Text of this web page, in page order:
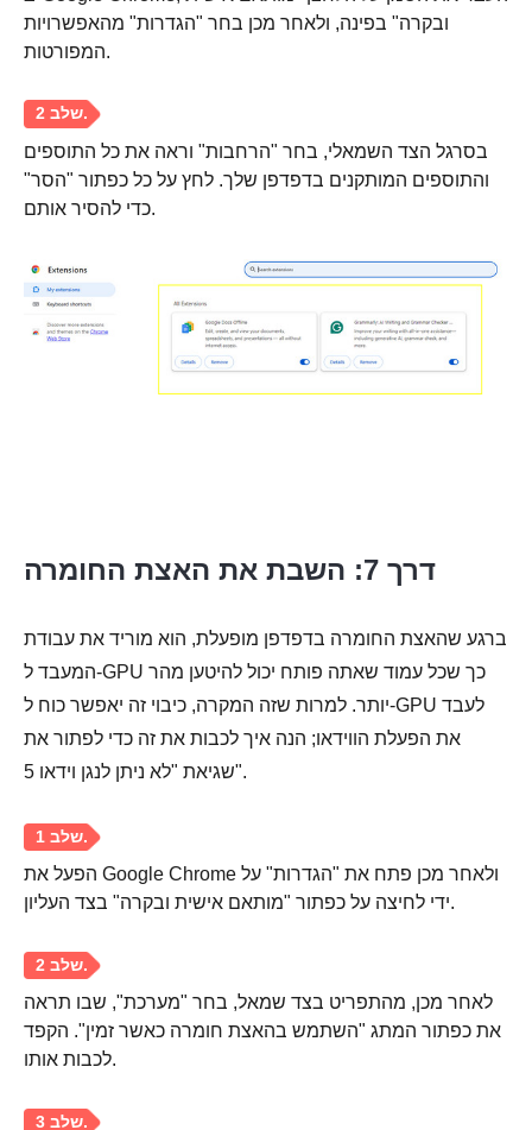
שלב 1.
ובקרה" בפינה, ולאחר מכן בחר "הגדרות" מהאפשרויות
המפורטות.
בסרגל הצד השמאלי, בחר "הרחבות" וראה את כל התוספים
והתוספים המותקנים בדפדפן שלך. לחץ על כל כפתור "הסר"
כדי להסיר אותם.
דרך 7: השבת את האצת החומרה
ברגע שהאצת החומרה בדפדפן מופעלת, הוא מוריד את עבודת
המעבד ל-GPU כך שכל עמוד שאתה פותח יכול להיטען מהר
יותר. למרות שזה המקרה, כיבוי זה יאפשר כוח ל-GPU לעבד
את הפעלת הווידאו; הנה איך לכבות את זה כדי לפתור את
שגיאת "לא ניתן לנגן וידאו 5".
הפעל את Google Chrome ולאחר מכן פתח את "הגדרות" על
ידי לחיצה על כפתור "מותאם אישית ובקרה" בצד העליון.
לאחר מכן, מהתפריט בצד שמאל, בחר "מערכת", שבו תראה
את כפתור המתג "השתמש בהאצת חומרה כאשר זמין". הקפד
לכבות אותו.